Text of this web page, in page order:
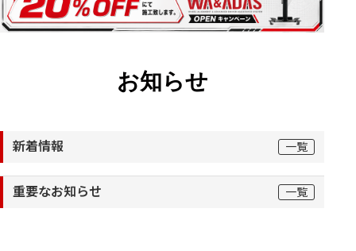
お知らせ
新着情報 一覧
重要なお知らせ 一覧